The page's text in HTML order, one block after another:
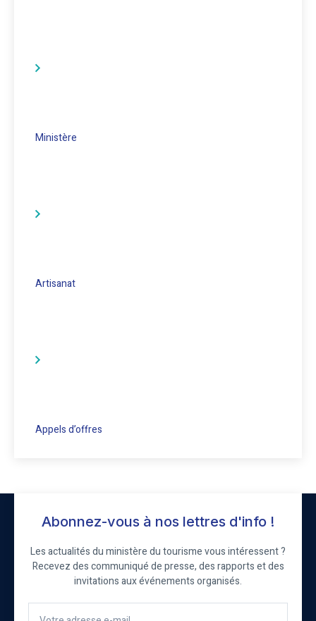
Ministère
Artisanat
Appels d’offres
Abonnez-vous à nos lettres d'info !
Les actualités du ministère du tourisme vous intéressent ?
Recevez des communiqué de presse, des rapports et des
invitations aux événements organisés.